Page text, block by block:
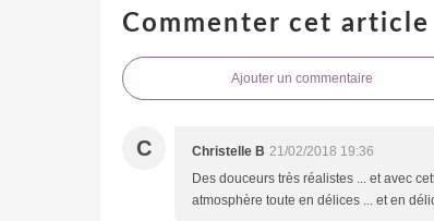
Commenter cet article
Ajouter un commentaire
C Christelle B 21/02/2018 19:36
Des douceurs très réalistes ... et avec
atmosphère toute en délices ... et en